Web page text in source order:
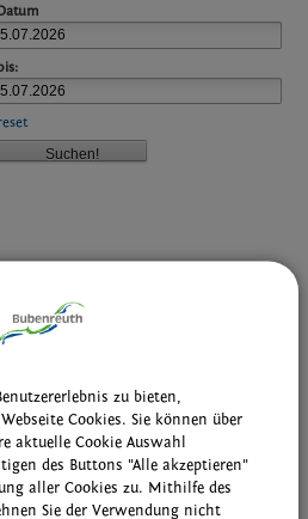
zu bieten,
Cookies. Sie können über
aktuelle Cookie Auswahl
des Buttons "Alle akzeptieren"
aller Cookies zu. Mithilfe des
Sie der Verwendung nicht